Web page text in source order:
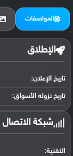
المواصفات
الإطلاق
تاريخ الإعلان:
تاريخ نزوله الأسواق:
شبكة الاتصال
التقنية: